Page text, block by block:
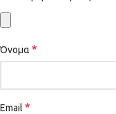
Όνομα *
Email *